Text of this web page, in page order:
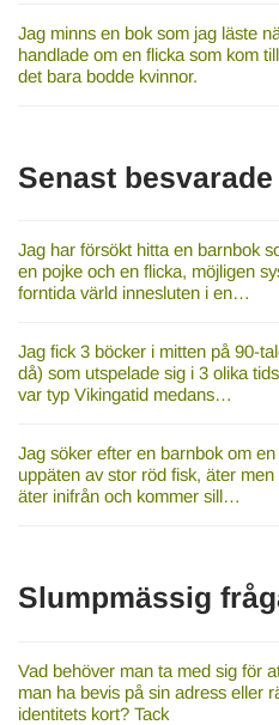
Jag minns en bok som jag läste
handlade om en flicka som kom
det bara bodde kvinnor.
Senast besvarade
Jag har försökt hitta en barnbok
en pojke och en flicka, möjligen
forntida värld innesluten i en…
Jag fick 3 böcker i mitten på 90-
då) som utspelade sig i 3 olika
var typ Vikingatid medans…
Jag söker efter en barnbok om
uppäten av stor röd fisk, äter
äter inifrån och kommer sill…
Slumpmässig
Vad behöver man ta med sig för
man ha bevis på sin adress eller
identitets kort? Tack